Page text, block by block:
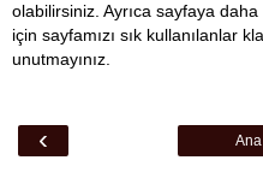
olabilirsiniz. Ayrıca sayfaya
için sayfamızı sık kullanılanlar
unutmayınız.
‹